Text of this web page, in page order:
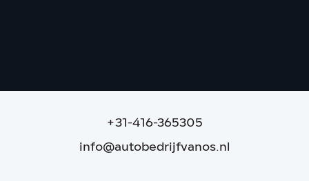
+31-416-365305
info@autobedrijfvanos.nl